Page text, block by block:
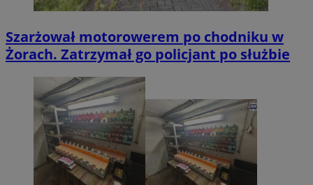
Szarżował motorowerem po chodniku w
Żorach. Zatrzymał go policjant po służbie